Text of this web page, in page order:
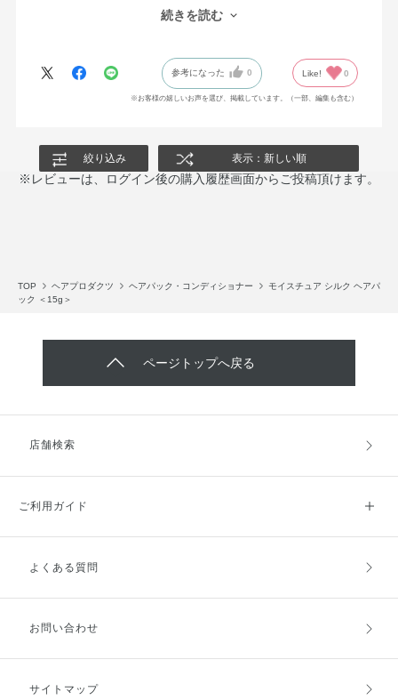
週に２回は使いたいなぁと思います
続きを読む
参考になった 0 Like! 0
※お客様の嬉しいお声を選び、掲載しています。（一部、編集も含む）
絞り込み 表示：新しい順
※レビューは、ログイン後の購入履歴画面からご投稿頂けます。
TOP ヘアプロダクツ ヘアパック・コンディショナー
モイスチュア シルク ヘアパ
ック ＜15g＞
ページトップへ戻る
店舗検索
ご利用ガイド
ご利用ガイドトップ
お支払方法
キャンセル・返品・交換
よくある質問
お問い合わせ
サイトマップ